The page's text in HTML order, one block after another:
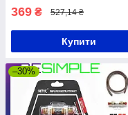
369 ₴ 527,14 ₴
Купити
–30%